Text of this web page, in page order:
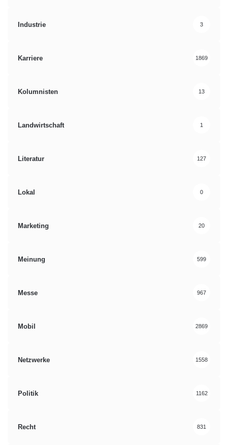
Industrie 3
Karriere 1869
Kolumnisten 13
Landwirtschaft 1
Literatur 127
Lokal 0
Marketing 20
Meinung 599
Messe 967
Mobil 2869
Netzwerke 1558
Politik 1162
Recht 831